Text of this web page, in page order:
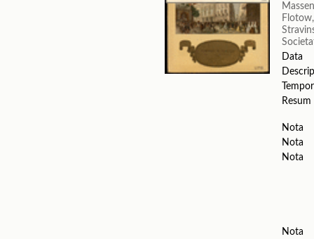
Data
Resum
Nota
Nota
Nota
Nota